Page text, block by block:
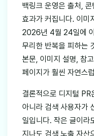
백링크 운영은 출처,
효과가 커집니다. 이미
2026년 4월 24일에
무리한 반복을 피하는
본문, 이미지 설명, 참
페이지가 훨씬 자연스
결론적으로 디지털 PR
아니라 검색 사용자가
일입니다. 작은 글이라
지나도 검색 노출 자산